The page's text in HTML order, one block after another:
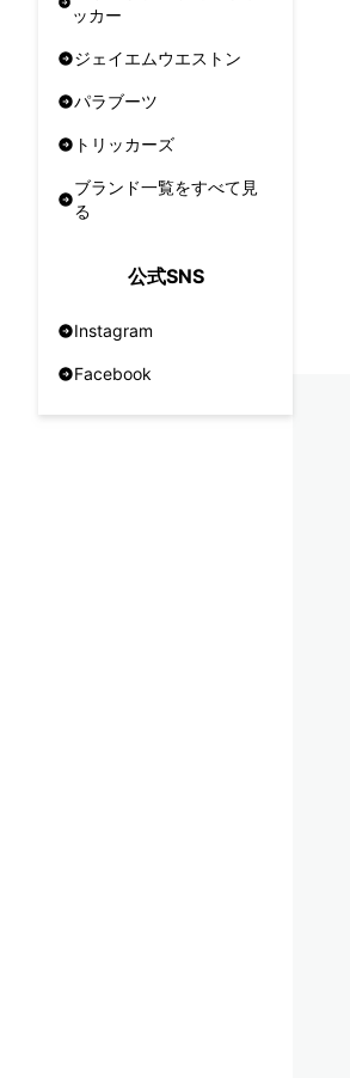
ッカー
ジェイエムウエストン
パラブーツ
トリッカーズ
ブランド一覧をすべて見
る
公式SNS
Instagram
Facebook